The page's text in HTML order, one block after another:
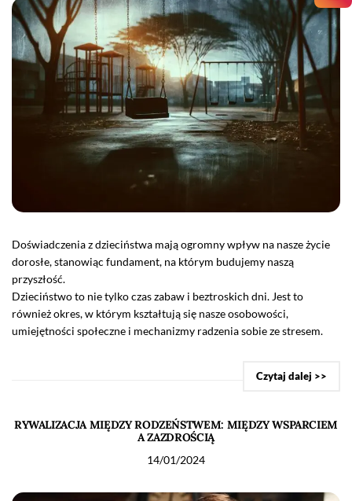
Doświadczenia z dzieciństwa mają ogromny wpływ na nasze życie
dorosłe, stanowiąc fundament, na którym budujemy naszą
przyszłość.
Dzieciństwo to nie tylko czas zabaw i beztroskich dni. Jest to
również okres, w którym kształtują się nasze osobowości,
umiejętności społeczne i mechanizmy radzenia sobie ze stresem.
Czytaj dalej >>
RYWALIZACJA MIĘDZY RODZEŃSTWEM: MIĘDZY WSPARCIEM
A ZAZDROŚCIĄ
14/01/2024